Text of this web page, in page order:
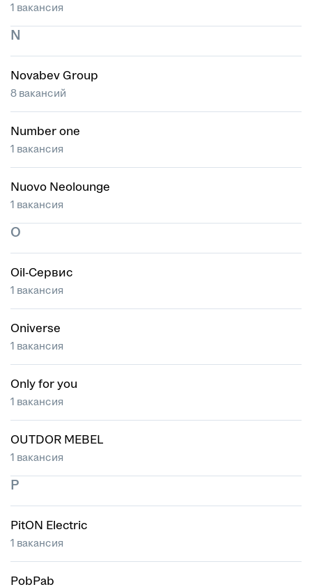
1 вакансия
N
Novabev Group
8 вакансий
Number one
1 вакансия
Nuovo Neolounge
1 вакансия
O
Oil-Сервис
1 вакансия
Oniverse
1 вакансия
Only for you
1 вакансия
OUTDOR MEBEL
1 вакансия
P
PitON Electric
1 вакансия
PobPab